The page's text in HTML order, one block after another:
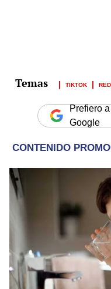
TIKTOK
Prefiero
Google